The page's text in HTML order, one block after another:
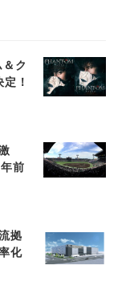
ク
！
前
拠
化